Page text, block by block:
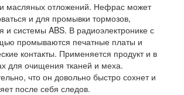
и масляных отложений. Нефрас может
и для промывки тормозов,
и системы ABS. В радиоэлектронике с
промываются печатные платы и
контакты. Применяется продукт и в
для очищения тканей и меха.
что он довольно быстро сохнет и
после себя следов.